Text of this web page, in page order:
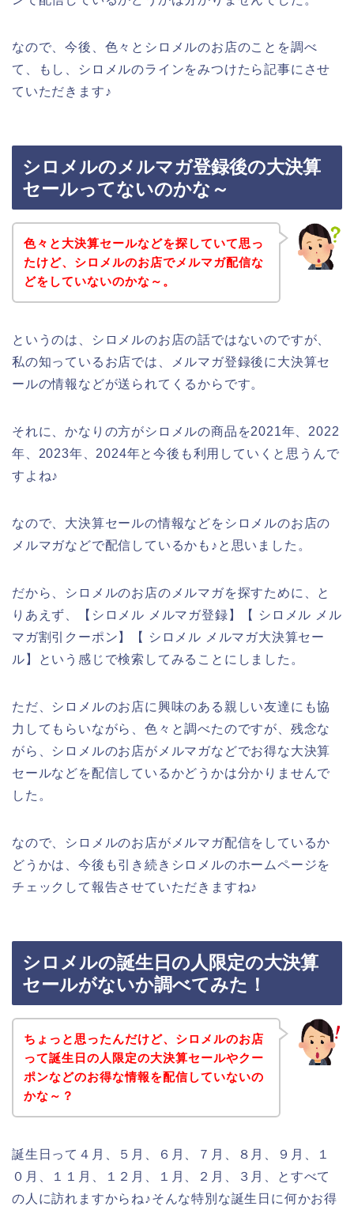
なので、今後、色々とシロメルのお店のことを調べ
て、もし、シロメルのラインをみつけたら記事にさせ
ていただきます♪
シロメルのメルマガ登録後の大決算
セールってないのかな～
色々と大決算セールなどを探していて思っ
たけど、シロメルのお店でメルマガ配信な
どをしていないのかな～。
というのは、シロメルのお店の話ではないのですが、
私の知っているお店では、メルマガ登録後に大決算セ
ールの情報などが送られてくるからです。
それに、かなりの方がシロメルの商品を2021年、2022
年、2023年、2024年と今後も利用していくと思うんで
すよね♪
なので、大決算セールの情報などをシロメルのお店の
メルマガなどで配信しているかも♪と思いました。
だから、シロメルのお店のメルマガを探すために、と
りあえず、【シロメル メルマガ登録】【 シロメル メル
マガ割引クーポン】【 シロメル メルマガ大決算セー
ル】という感じで検索してみることにしました。
ただ、シロメルのお店に興味のある親しい友達にも協
力してもらいながら、色々と調べたのですが、残念な
がら、シロメルのお店がメルマガなどでお得な大決算
セールなどを配信しているかどうかは分かりませんで
した。
なので、シロメルのお店がメルマガ配信をしているか
どうかは、今後も引き続きシロメルのホームページを
チェックして報告させていただきますね♪
シロメルの誕生日の人限定の大決算
セールがないか調べてみた！
ちょっと思ったんだけど、シロメルのお店
って誕生日の人限定の大決算セールやクー
ポンなどのお得な情報を配信していないの
かな～？
誕生日って４月、５月、６月、７月、８月、９月、１
０月、１１月、１２月、１月、２月、３月、とすべて
の人に訪れますからね♪そんな特別な誕生日に何かお得